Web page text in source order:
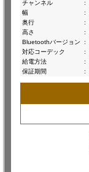
チャンネル
:
幅
:
奥行
:
高さ
:
Bluetoothバージョン
:
対応コーデック
:
給電方法
:
保証期間
: